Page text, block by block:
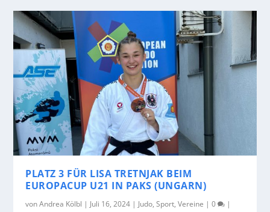
PLATZ 3 FÜR LISA TRETNJAK BEIM
EUROPACUP U21 IN PAKS (UNGARN)
vonAndrea Kölbl | Juli 16, 2024 | Judo,Sport,Vereine |0 |